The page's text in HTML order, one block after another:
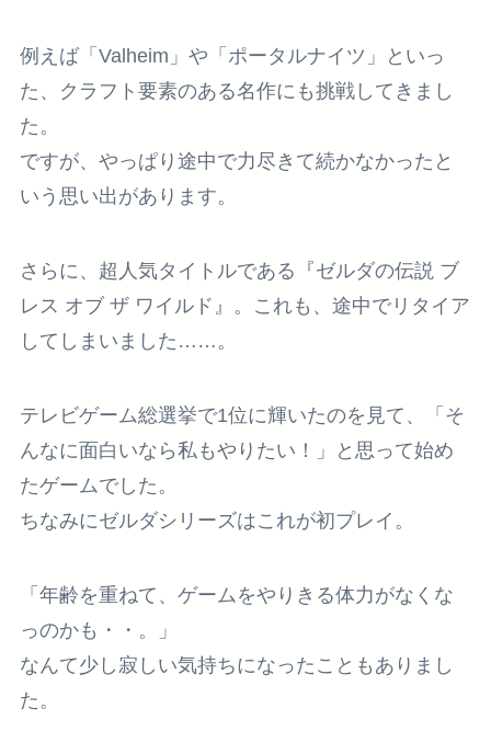
例えば「Valheim」や「ポータルナイツ」といっ
た、クラフト要素のある名作にも挑戦してきまし
た。
ですが、やっぱり途中で力尽きて続かなかったと
いう思い出があります。
さらに、超人気タイトルである『ゼルダの伝説 ブ
レス オブ ザ ワイルド』。これも、途中でリタイア
してしまいました……。
テレビゲーム総選挙で1位に輝いたのを見て、「そ
んなに面白いなら私もやりたい！」と思って始め
たゲームでした。
ちなみにゼルダシリーズはこれが初プレイ。
「年齢を重ねて、ゲームをやりきる体力がなくな
っのかも・・。」
なんて少し寂しい気持ちになったこともありまし
た。